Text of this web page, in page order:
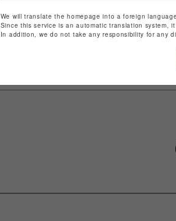
特定商取引法
ショップお問
We will translate the homepage into a foreign
Since this service is an automatic translation system,
In addition, we do not take any responsibility for any